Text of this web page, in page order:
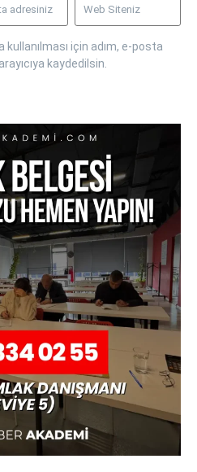
kullanılması için adım, e-posta
kaydedilsin.